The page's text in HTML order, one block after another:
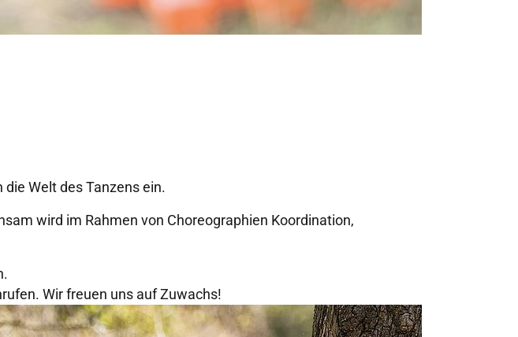
Welt des Tanzens ein.
wird im Rahmen von Choreographien Koordination,
Wir freuen uns auf Zuwachs!